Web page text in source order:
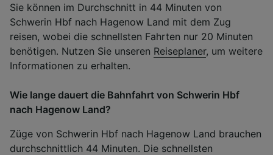
Sie können im Durchschnitt in 44 Minuten von
Schwerin Hbf nach Hagenow Land mit dem Zug
reisen, wobei die schnellsten Fahrten nur 20 Minuten
benötigen. Nutzen Sie unseren Reiseplaner, um weitere
Informationen zu erhalten.
Wie lange dauert die Bahnfahrt von Schwerin Hbf
nach Hagenow Land?
Züge von Schwerin Hbf nach Hagenow Land brauchen
durchschnittlich 44 Minuten. Die schnellsten